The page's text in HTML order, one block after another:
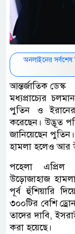
অনলাইনের
আন্তর্জাতিক ডেস্ক
মধ্যপ্রাচ্যের
পুতিন ও ইরানের
করেছেন। উদ্ভূত
জানিয়েছেন
হামলা হলেও আর
পহেলা এপ্রিল
উড়োজাহাজ
পূর্ব হুঁশিয়ারি
৩০০টির বেশি
তাদের দাবি,
করা হয়েছে।